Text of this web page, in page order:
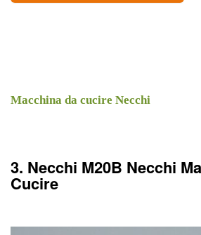
Macchina da cucire Necchi
3. Necchi M20B Necchi
Cucire